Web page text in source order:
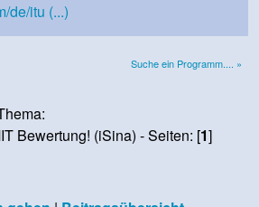
de/itu (...)
Suche ein Programm.... »
Bewertung! (iSina) - Seiten: [1]